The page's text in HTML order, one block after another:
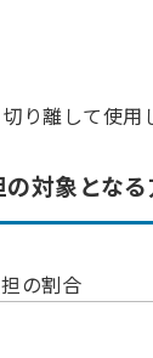
り離して使用
対象となる
の割合